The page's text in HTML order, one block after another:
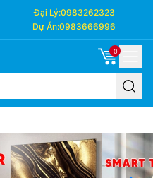
Đại Lý:0983262323
Dự Án:0983666996
0